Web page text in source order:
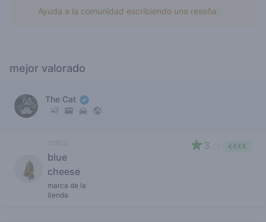
Ayuda a la comunidad escribiendo una reseña.
mejor valorado
The Cat
indica
blue
cheese
marca de la
tienda
3 €€€€